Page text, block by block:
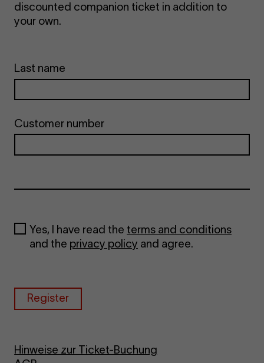
discounted companion ticket in addition to
your own.
Last name
Customer number
Yes, I have read the terms and conditions
and the privacy policy and agree.
Register
Hinweise zur Ticket-Buchung